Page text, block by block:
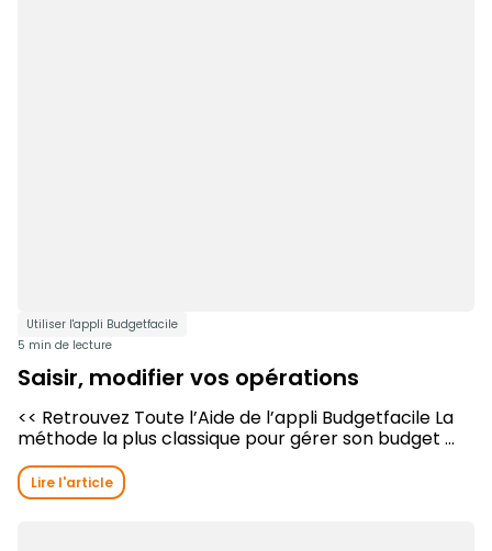
Utiliser l'appli Budgetfacile
5 min de lecture
Saisir, modifier vos opérations
<< Retrouvez Toute l’Aide de l’appli Budgetfacile La
méthode la plus classique pour gérer son budget ...
Lire l'article